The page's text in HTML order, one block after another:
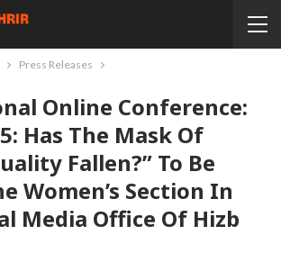
Press Releases
Online Conference:
Has The Mask Of
Fallen?” To Be
Women’s Section In
Media Office Of Hizb